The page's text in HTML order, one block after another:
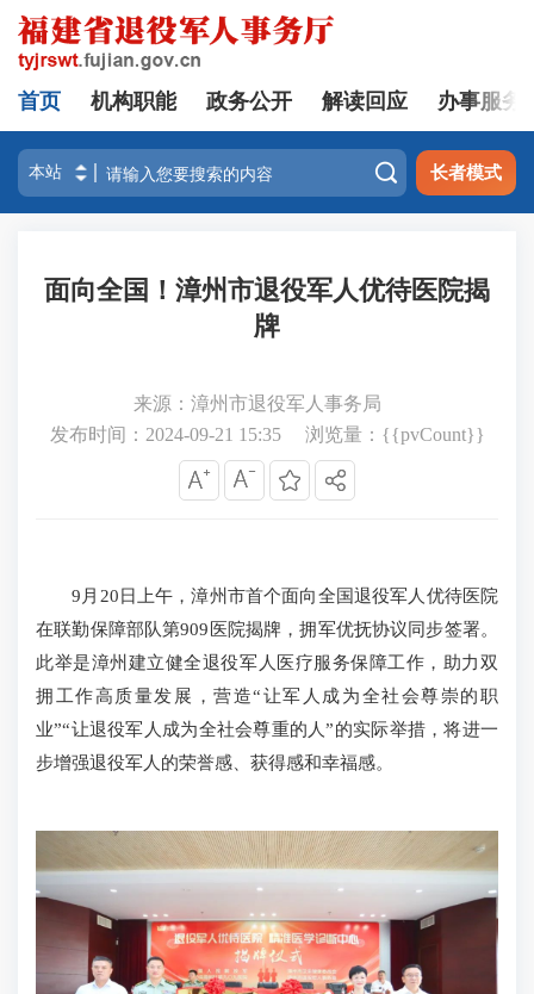
首页 机构职能 政务公开 解读回应 办事服务
 长者模式
面向全国！漳州市退役军人优待医院揭
牌
来源：漳州市退役军人事务局
发布时间：2024-09-21 15:35
浏览量：{{pvCount}}
9月20日上午，漳州市首个面向全国退役军人优待医院
在联勤保障部队第909医院揭牌，拥军优抚协议同步签署。
此举是漳州建立健全退役军人医疗服务保障工作，助力双
拥工作高质量发展，营造“让军人成为全社会尊崇的职
业”“让退役军人成为全社会尊重的人”的实际举措，将进一
步增强退役军人的荣誉感、获得感和幸福感。